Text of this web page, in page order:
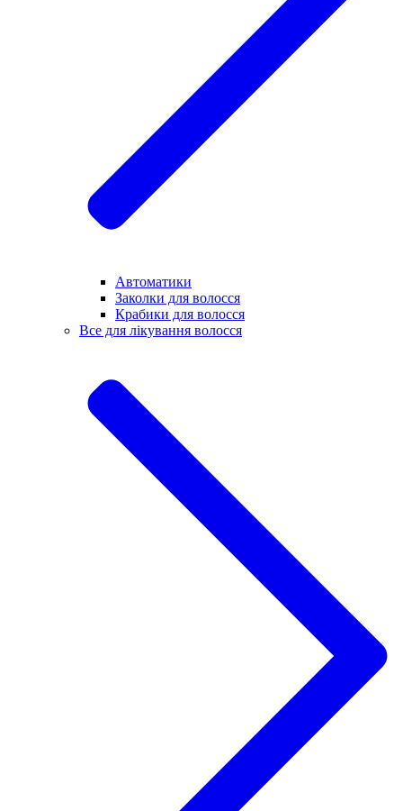
Автоматики
Заколки для волосся
Крабики для волосся
Все для лікування волосся